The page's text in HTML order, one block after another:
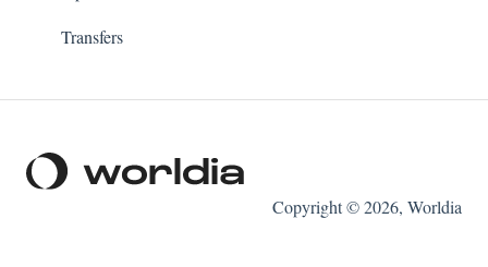
Transfers
Copyright © 2026, Worldia